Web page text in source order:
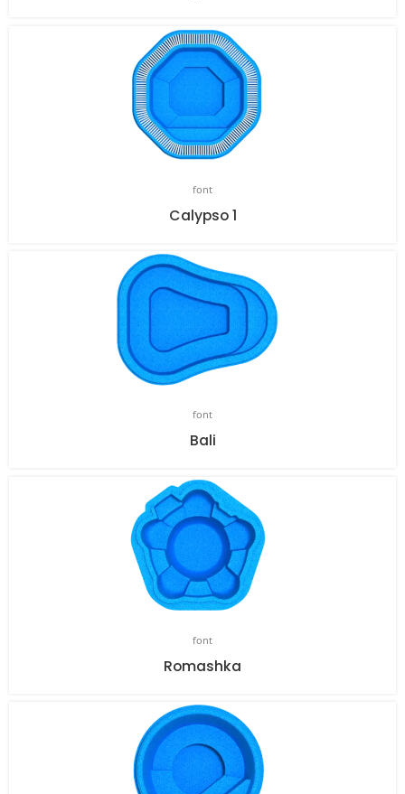
font
Calypso 1
font
Bali
font
Romashka